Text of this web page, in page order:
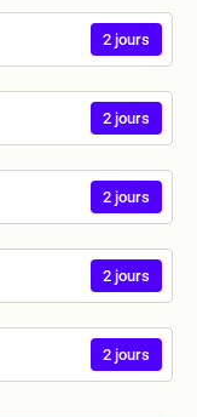
2 jours
2 jours
2 jours
2 jours
2 jours